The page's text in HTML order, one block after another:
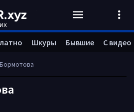
Шкуры Бывшие С видео